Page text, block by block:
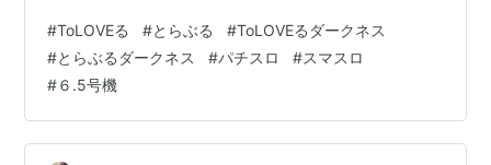
らな。 今回はこっちで出そうじゃないか。 ってことで爆
速 ９５GにてCZ もうここで当たってくれよ そしたら最
高のスタートで有利区間もすぐ切れる でもこのときめき
スイートとかいうCZ目cあはくちゃ苦手なのよな 最近よ
くある小役を引けばSTリセットの得意タイプなのにな で
#ToLOVEる #とらぶる #ToLOVEるダークネス
#とらぶるダークネス #パチスロ #スマスロ
#６.5号機